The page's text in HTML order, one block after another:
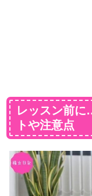
レッスン前
トや注意点